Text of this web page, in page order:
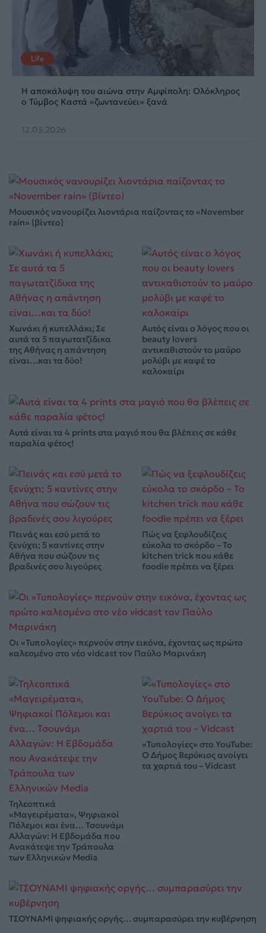
Life
Η αποκάλυψη του αιώνα στην Αμφίπολη: Ολόκληρος
ο Τύμβος Καστά «ζωντανεύει» ξανά
12.05.2026
Μουσικός νανουρίζει λιοντάρια παίζοντας το «November
rain» (βίντεο)
Χωνάκι ή κυπελλάκι; Σε
αυτά τα 5 παγωτατζίδικα
της Αθήνας η απάντηση
είναι…και τα δύο!
Αυτός είναι ο λόγος που οι
beauty lovers
αντικαθιστούν το μαύρο
μολύβι με καφέ το
καλοκαίρι
Αυτά είναι τα 4 prints στα μαγιό που θα βλέπεις σε κάθε
παραλία φέτος!
Πεινάς και εσύ μετά το
ξενύχτι; 5 καντίνες στην
Αθήνα που σώζουν τις
βραδινές σου λιγούρες
Πώς να ξεφλουδίζεις
εύκολα το σκόρδο – Το
kitchen trick που κάθε
foodie πρέπει να ξέρει
Οι «Τυπολογίες» περνούν στην εικόνα, έχοντας ως πρώτο
καλεσμένο στο νέο vidcast τον Παύλο Μαρινάκη
Τηλεοπτικά
«Μαγειρέματα», Ψηφιακοί
Πόλεμοι και ένα… Τσουνάμι
Αλλαγών: Η Εβδομάδα που
Ανακάτεψε την Τράπουλα
των Ελληνικών Media
«Τυπολογίες» στο YouTube:
Ο Δήμος Βερύκιος ανοίγει
τα χαρτιά του – Vidcast
ΤΣΟΥΝΑΜΙ ψηφιακής οργής… συμπαρασύρει την κυβέρνηση